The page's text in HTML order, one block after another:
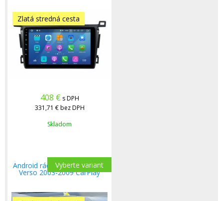
Zlatá stredná cesta
408 € s DPH
331,71 € bez DPH
Skladom
Android rádio Toyota Corolla
Verso 2003-2009 CarPlay
Vyberte variant